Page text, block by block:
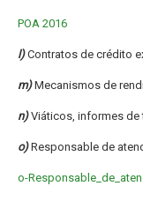
POA 2016
l) Contratos de crédito
m)Mecanismos de
n)Viáticos, informes de
o)Responsable de
o-